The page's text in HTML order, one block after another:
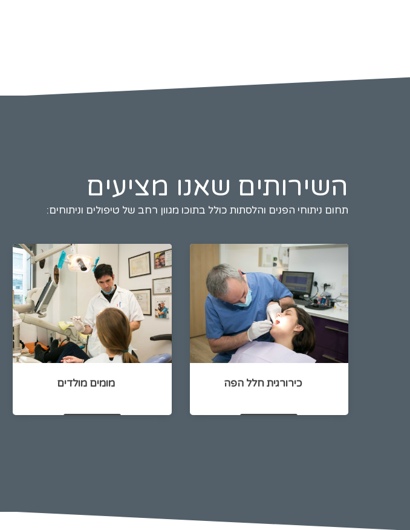
השירותים שאנו מציעים
תחום ניתוחי הפנים והלסתות כולל בתוכו מגוון רחב של טיפולים וניתוחים:
מומים מולדים כירורגית חלל הפה